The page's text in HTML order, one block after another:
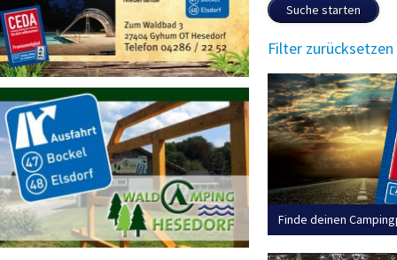
Suche starten
Filter zurücksetzen
Finde deinen